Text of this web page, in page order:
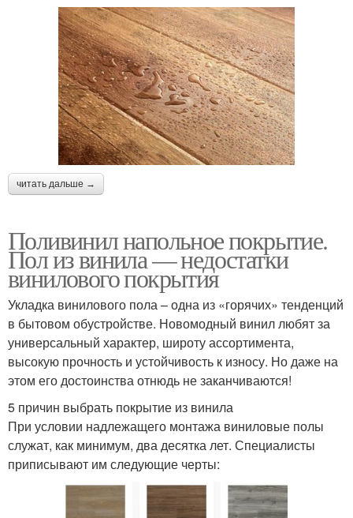
читать дальше →
Поливинил напольное покрытие.
Пол из винила — недостатки
винилового покрытия
Укладка винилового пола – одна из «горячих» тенденций
в бытовом обустройстве. Новомодный винил любят за
универсальный характер, широту ассортимента,
высокую прочность и устойчивость к износу. Но даже на
этом его достоинства отнюдь не заканчиваются!
5 причин выбрать покрытие из винила
При условии надлежащего монтажа виниловые полы
служат, как минимум, два десятка лет. Специалисты
приписывают им следующие черты: